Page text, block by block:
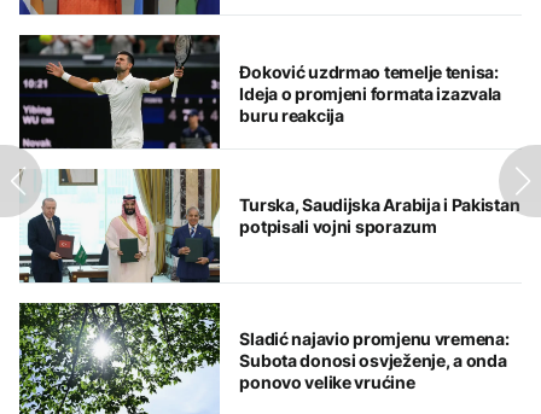
Đoković uzdrmao temelje tenisa:
Ideja o promjeni formata izazvala
buru reakcija
Turska, Saudijska Arabija i Pakistan
potpisali vojni sporazum
Sladić najavio promjenu vremena:
Subota donosi osvježenje, a onda
ponovo velike vrućine